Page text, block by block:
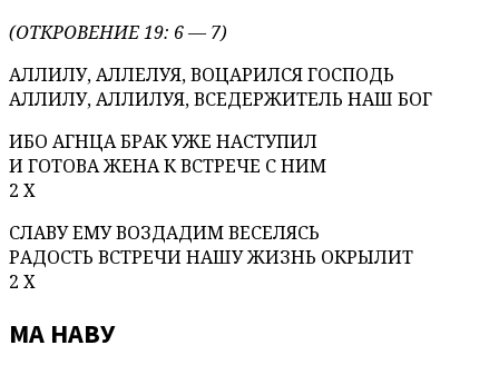
(ОТКРОВЕНИЕ 19: 6 — 7)
АЛЛИЛУ, АЛЛЕЛУЯ, ВОЦАРИЛСЯ ГОСПОДЬ
АЛЛИЛУ, АЛЛИЛУЯ, ВСЕДЕРЖИТЕЛЬ НАШ БОГ
ИБО АГНЦА БРАК УЖЕ НАСТУПИЛ
И ГОТОВА ЖЕНА К ВСТРЕЧЕ С НИМ
2 Х
СЛАВУ ЕМУ ВОЗДАДИМ ВЕСЕЛЯСЬ
РАДОСТЬ ВСТРЕЧИ НАШУ ЖИЗНЬ ОКРЫЛИТ
2 Х
МА НАВУ